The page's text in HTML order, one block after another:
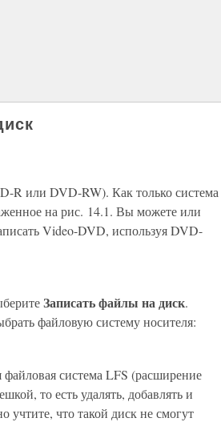
R или DVD-RW). Как только система
на рис. 14.1. Вы можете или
Video-DVD, используя DVD-
Записать файлы на диск.
файловую систему носителя:
файловая система LFS (расширение
то есть удалять, добавлять и
учтите, что такой диск не смогут